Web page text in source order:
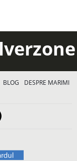
BLOG
DESPRE MARIMI